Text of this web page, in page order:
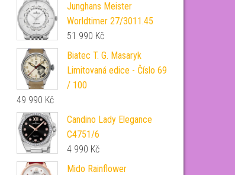
Junghans Meister
Worldtimer 27/3011.45
51 990 Kč
Biatec T. G. Masaryk
Limitovaná edice - Číslo 69
/ 100
49 990 Kč
Candino Lady Elegance
C4751/6
4 990 Kč
Mido Rainflower